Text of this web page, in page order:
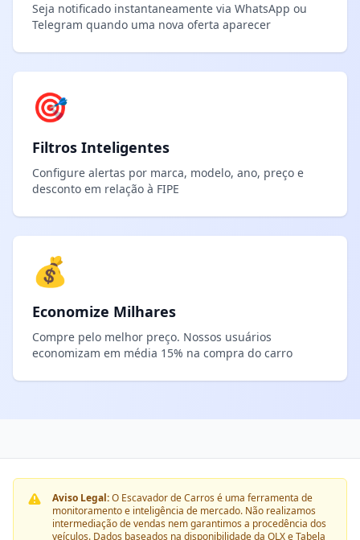
Seja notificado instantaneamente via WhatsApp ou
Telegram quando uma nova oferta aparecer
🎯
Filtros Inteligentes
Configure alertas por marca, modelo, ano, preço e
desconto em relação à FIPE
💰
Economize Milhares
Compre pelo melhor preço. Nossos usuários
economizam em média 15% na compra do carro
Aviso Legal:O Escavador de Carros é uma ferramenta de
monitoramento e inteligência de mercado. Não realizamos
intermediação de vendas nem garantimos a procedência dos
veículos. Dados baseados na disponibilidade da OLX e Tabela